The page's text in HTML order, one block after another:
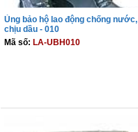
Ủng bảo hộ lao động chống nước,
chịu dầu - 010
Mã số: LA-UBH010